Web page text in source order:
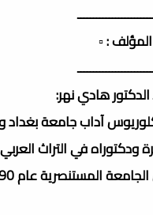
: ▫️
هادي نهر:
آداب جامعة بغداد
ودكتوراه في التراث
المستنصرية عام 1990.